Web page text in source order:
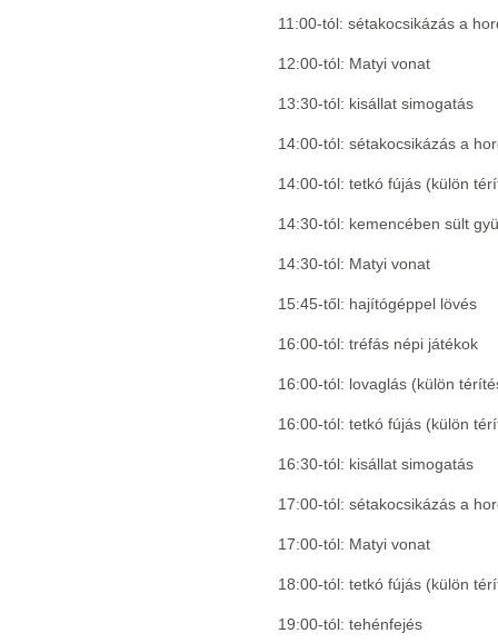
11:00-tól: sétakocsikázás a
12:00-tól: Matyi vonat
13:30-tól: kisállat simogatás
14:00-tól: sétakocsikázás a
14:00-tól: tetkó fújás (külön
14:30-tól: kemencében sült
14:30-tól: Matyi vonat
15:45-től: hajítógéppel lövés
16:00-tól: tréfás népi játékok
16:00-tól: lovaglás (külön
16:00-tól: tetkó fújás (külön
16:30-tól: kisállat simogatás
17:00-tól: sétakocsikázás a
17:00-tól: Matyi vonat
18:00-tól: tetkó fújás (külön
19:00-tól: tehénfejés